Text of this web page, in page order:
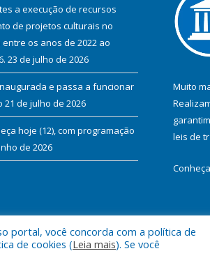
a execução de recursos
de projetos culturais no
os anos de 2022 ao
23 de julho de 2026
e passa a funcionar
21 de julho de 2026
hoje (12), com programação
de 2026
Muito
leis de
Mapa do Site
portal, você concorda com a política de
de cookies (Leia mais). Se você